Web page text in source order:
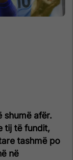
shumë afër.
tij të fundit,
tashmë po
në